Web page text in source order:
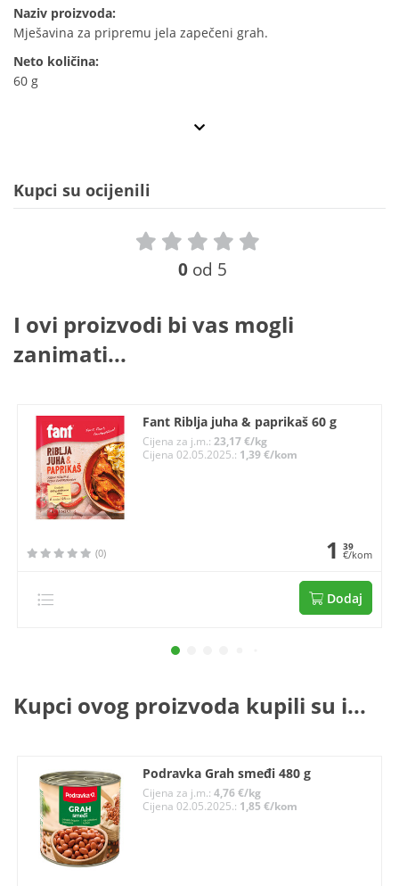
Naziv proizvoda:
Mješavina za pripremu jela zapečeni grah.
Neto količina:
60 g
Kupci su ocijenili
0 od 5
I ovi proizvodi bi vas mogli
zanimati...
Fant Riblja juha & paprikaš 60 g
Cijena za j.m.:23,17 €/kg
Cijena 02.05.2025.: 1,39 €/kom
(0) 1 39
€/kom
Dodaj
Kupci ovog proizvoda kupili su i...
Podravka Grah smeđi 480 g
Cijena za j.m.:4,76 €/kg
Cijena 02.05.2025.: 1,85 €/kom